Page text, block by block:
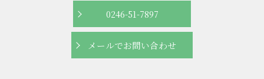
0246-51-7897
メールでお問い合わせ